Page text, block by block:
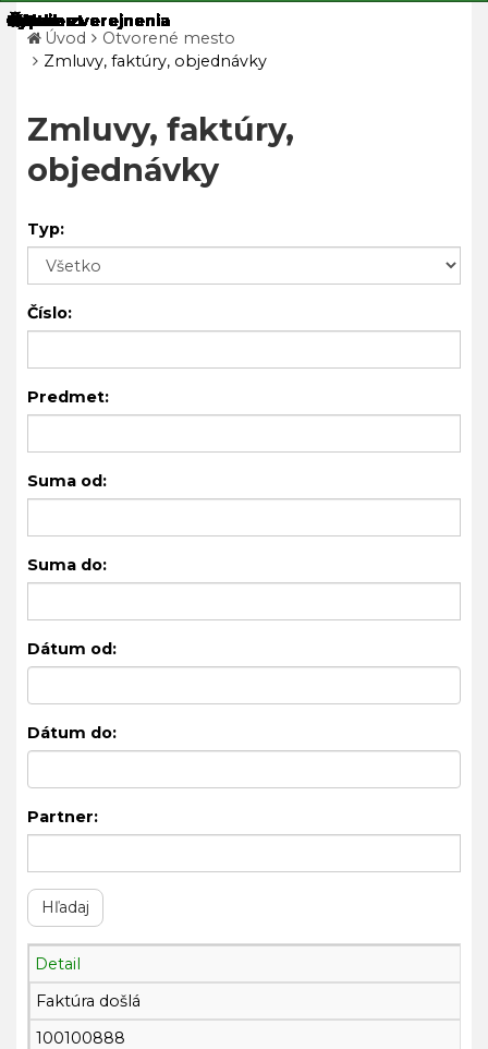
Úvod
Otvorené mesto
Zmluvy, faktúry, objednávky
Zmluvy, faktúry,
objednávky
Typ:
Číslo:
Predmet:
Suma od:
Suma do:
Dátum od:
Dátum do:
Partner:
Detail
Faktúra došlá
100100888